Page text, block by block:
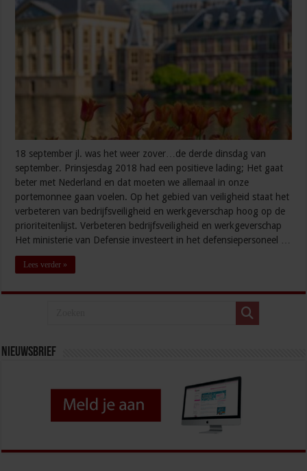
18 september jl. was het weer zover…de derde dinsdag van
september. Prinsjesdag 2018 had een positieve lading; Het gaat
beter met Nederland en dat moeten we allemaal in onze
portemonnee gaan voelen. Op het gebied van veiligheid staat het
verbeteren van bedrijfsveiligheid en werkgeverschap hoog op de
prioriteitenlijst. Verbeteren bedrijfsveiligheid en werkgeverschap
Het ministerie van Defensie investeert in het defensiepersoneel …
Lees verder »
Nieuwsbrief